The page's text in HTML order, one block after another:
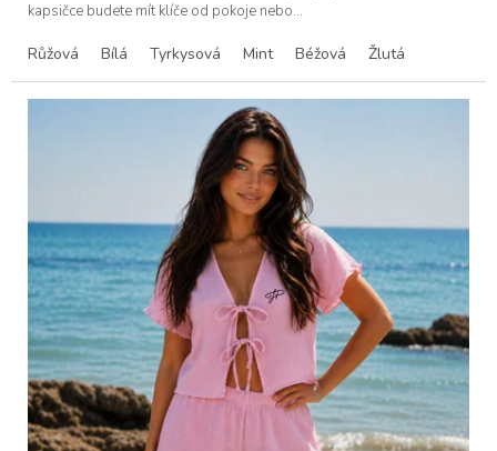
kapsičce budete mít klíče od pokoje nebo...
Růžová Bílá Tyrkysová Mint Béžová Žlutá